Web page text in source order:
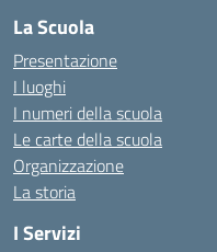
La Scuola
Presentazione
I luoghi
I numeri della scuola
Le carte della scuola
Organizzazione
La storia
I Servizi